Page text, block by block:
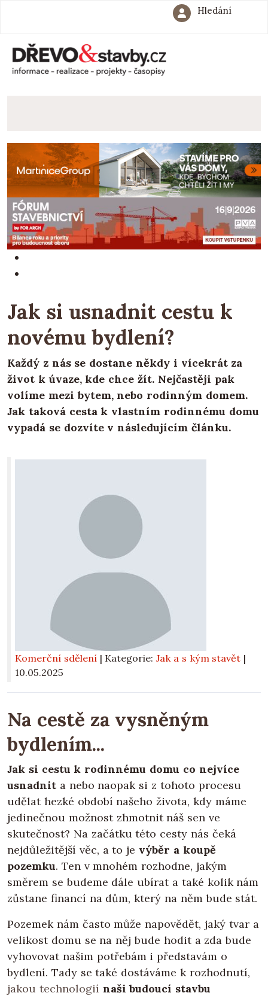
Hledání
Jak si usnadnit cestu k
novému bydlení?
Každý z nás se dostane někdy i vícekrát za
život k úvaze, kde chce žít. Nejčastěji pak
volíme mezi bytem, nebo rodinným domem.
Jak taková cesta k vlastním rodinnému domu
vypadá se dozvíte v následujícím článku.
Komerční sdělení | Kategorie:Jak a s kým stavět |
10.05.2025
Na cestě za vysněným
bydlením...
Jak si cestu k rodinnému domu co nejvíce
usnadnit a nebo naopak si z tohoto procesu
udělat hezké období našeho života, kdy máme
jedinečnou možnost zhmotnit náš sen ve
skutečnost? Na začátku této cesty nás čeká
nejdůležitější věc, a to je výběr a koupě
pozemku. Ten v mnohém rozhodne, jakým
směrem se budeme dále ubírat a také kolik nám
zůstane financí na dům, který na něm bude stát.
Pozemek nám často může napovědět, jaký tvar a
velikost domu se na něj bude hodit a zda bude
vyhovovat našim potřebám i představám o
bydlení. Tady se také dostáváme k rozhodnutí,
jakou technologií naši budoucí stavbu